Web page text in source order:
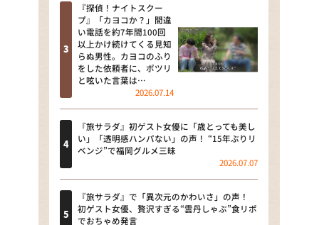
本日はダイアンなり！シーズン２
朝だ！生です旅サラダ
教えて！ニュースライブ 正義の
ミカタ
ＬＩＦＥ～夢のカタチ～
新婚さんいらっしゃい！
ザキ山小屋本館
『探偵！ナイトスクー
プ』「カヨコか？」間違
い電話を約7年間100回
以上かけ続けてくる見知
らぬ男性。カヨコのふり
をした依頼者に、ポツリ
と呟いた言葉は…
2026.07.14
『旅サラダ』初ゲスト女優に「歳とっても美し
い」「透明感ハンパない」の声！ “15年ぶりリ
ベンジ”で福岡グルメ三昧
2026.07.07
『旅サラダ』で「異次元のかわいさ」の声！
初ゲスト女優、贅沢すぎる“雲丹しゃぶ”食リポ
でおちゃめ発言